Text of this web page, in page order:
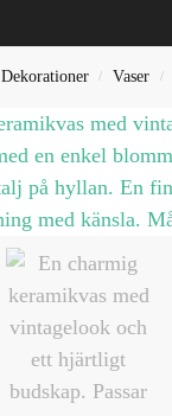
Dekorationer / Vaser /